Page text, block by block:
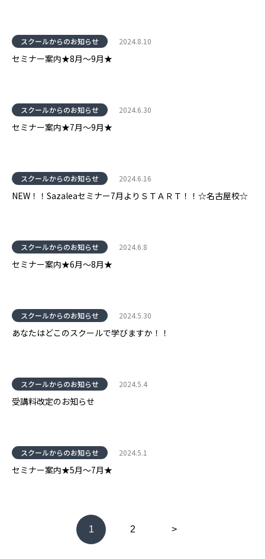
スクールからのお知らせ 2024.8.10
セミナー案内★8月～9月★
スクールからのお知らせ 2024.6.30
セミナー案内★7月～9月★
スクールからのお知らせ 2024.6.16
NEW！！Sazaleaセミナー7月よりＳＴＡＲＴ！！☆名古屋校☆
スクールからのお知らせ 2024.6.8
セミナー案内★6月～8月★
スクールからのお知らせ 2024.5.30
あなたはどこのスクールで学びますか！！
スクールからのお知らせ 2024.5.4
受講料改定のお知らせ
スクールからのお知らせ 2024.5.1
セミナー案内★5月～7月★
1 2 >